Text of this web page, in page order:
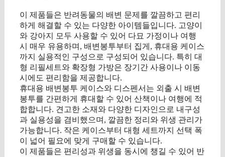
이 제품들은 반려동물의 배변 문제를 깔끔하고 편리
하게 해결할 수 있는 다양한 아이템들입니다. 고양이
와 강아지 모두 사용할 수 있어 다묘 가정이나 여행
시 매우 유용하며, 배변봉투부터 집게, 휴대용 케이스
까지 실용적인 구성으로 구성되어 있습니다. 특히 대
형 리필세트와 확장형 가방은 장기간 사용이나 이동
시에도 편리함을 제공합니다.
휴대용 배변봉투 케이스와 디스펜서는 외출 시 배변
봉투를 간편하게 휴대할 수 있어 산책이나 여행에 적
합합니다. 견고한 소재와 다양한 디자인으로 내구성
과 실용성을 겸비했으며, 깔끔한 정리와 위생 관리가
가능합니다. 작은 케이스부터 대형 세트까지 선택 폭
이 넓어 필요에 맞게 구매할 수 있습니다.
이 제품들은 편리성과 위생을 동시에 챙길 수 있어 반